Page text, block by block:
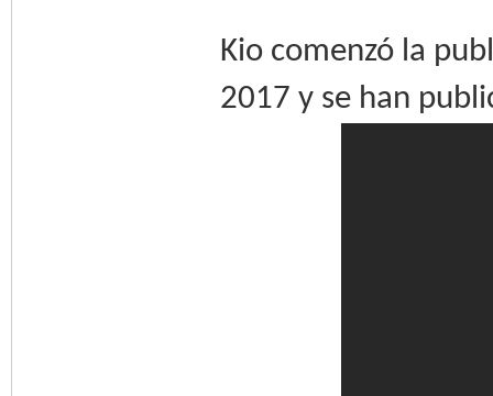
Kio comenzó la
2017 y se han